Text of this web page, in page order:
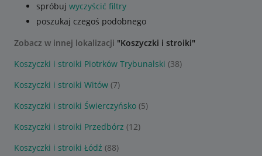
spróbuj wyczyścić filtry
poszukaj czegoś podobnego
Zobacz w innej lokalizacji "Koszyczki i stroiki"
Koszyczki i stroiki Piotrków Trybunalski (38)
Koszyczki i stroiki Witów (7)
Koszyczki i stroiki Świerczyńsko (5)
Koszyczki i stroiki Przedbórz (12)
Koszyczki i stroiki Łódź (88)